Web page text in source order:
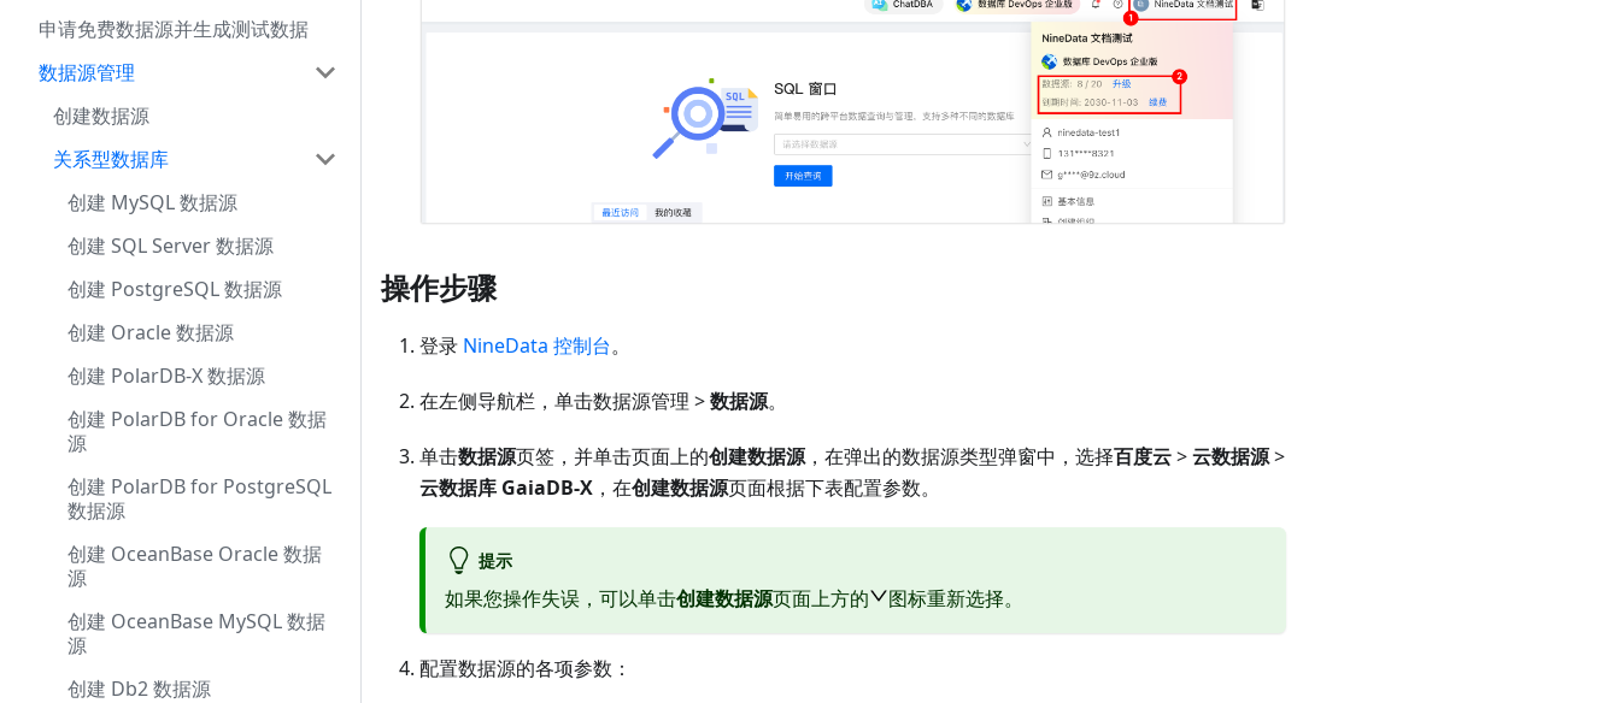
申请免费数据源并生成测试数据
数据源管理
创建数据源
关系型数据库
创建 MySQL 数据源
创建 SQL Server 数据源
创建 PostgreSQL 数据源
创建 Oracle 数据源
创建 PolarDB-X 数据源
创建 PolarDB for Oracle 数据
源
创建 PolarDB for PostgreSQL
数据源
创建 OceanBase Oracle 数据
源
创建 OceanBase MySQL 数据
源
创建 Db2 数据源
操作步骤
登录 NineData 控制台。
在左侧导航栏，单击数据源管理 >数据源。
单击数据源页签，并单击页面上的创建数据源，在弹出的数据源类型弹窗中，选择百度云>云数据源>
云数据库 GaiaDB-X ，在创建数据源页面根据下表配置参数。
提示
如果您操作失误，可以单击创建数据源页面上方的 图标重新选择。
配置数据源的各项参数：